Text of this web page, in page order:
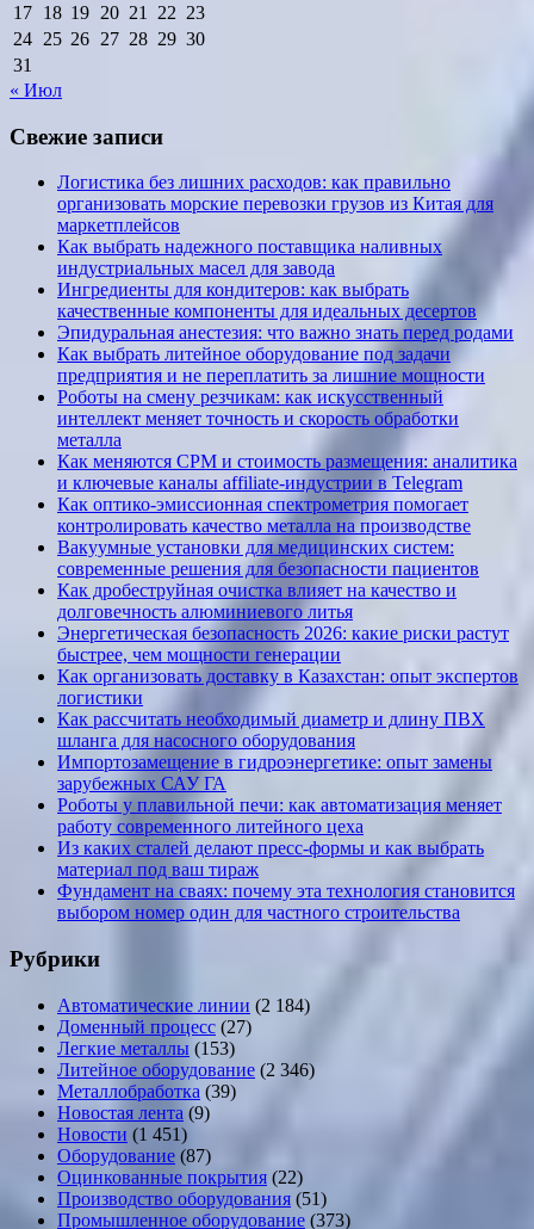
17 18 19 20 21 22 23
24 25 26 27 28 29 30
31
« Июл
Свежие записи
Логистика без лишних расходов: как правильно
организовать морские перевозки грузов из Китая для
маркетплейсов
Как выбрать надежного поставщика наливных
индустриальных масел для завода
Ингредиенты для кондитеров: как выбрать
качественные компоненты для идеальных десертов
Эпидуральная анестезия: что важно знать перед родами
Как выбрать литейное оборудование под задачи
предприятия и не переплатить за лишние мощности
Роботы на смену резчикам: как искусственный
интеллект меняет точность и скорость обработки
металла
Как меняются CPM и стоимость размещения: аналитика
и ключевые каналы affiliate-индустрии в Telegram
Как оптико-эмиссионная спектрометрия помогает
контролировать качество металла на производстве
Вакуумные установки для медицинских систем:
современные решения для безопасности пациентов
Как дробеструйная очистка влияет на качество и
долговечность алюминиевого литья
Энергетическая безопасность 2026: какие риски растут
быстрее, чем мощности генерации
Как организовать доставку в Казахстан: опыт экспертов
логистики
Как рассчитать необходимый диаметр и длину ПВХ
шланга для насосного оборудования
Импортозамещение в гидроэнергетике: опыт замены
зарубежных САУ ГА
Роботы у плавильной печи: как автоматизация меняет
работу современного литейного цеха
Из каких сталей делают пресс-формы и как выбрать
материал под ваш тираж
Фундамент на сваях: почему эта технология становится
выбором номер один для частного строительства
Рубрики
Автоматические линии (2 184)
Доменный процесс (27)
Легкие металлы (153)
Литейное оборудование (2 346)
Металлобработка (39)
Новостая лента (9)
Новости (1 451)
Оборудование (87)
Оцинкованные покрытия (22)
Производство оборудования (51)
Промышленное оборудование (373)